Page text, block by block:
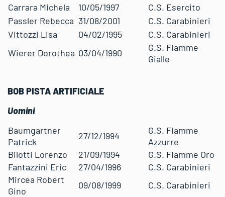
Carrara Michela
10/05/1997
C.S. Esercito
Passler Rebecca 31/08/2001
C.S. Carabinieri
Vittozzi Lisa
04/02/1995
C.S. Carabinieri
Wierer Dorothea 03/04/1990
G.S. Fiamme
Gialle
BOB PISTA ARTIFICIALE
Uomini
Baumgartner
Patrick
27/12/1994
G.S. Fiamme
Azzurre
Bilotti Lorenzo
21/09/1994
G.S. Fiamme Oro
Fantazzini Eric
27/04/1996
C.S. Carabinieri
Mircea Robert
Gino
09/08/1999
C.S. Carabinieri